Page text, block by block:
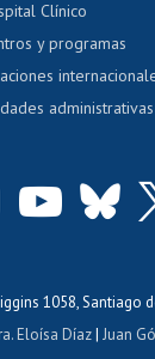
Clínico
y programas
administrativas
1058, Santiago
Eloísa Díaz| Juan